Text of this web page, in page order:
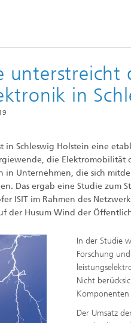
unterstreicht
in
in Schleswig Holstein eine
die
in Unternehmen, die sich
Das ergab eine Studie zum
ISIT im Rahmen des
der Husum Wind der
In der Studie
Forschung
Nicht
Der Umsatz